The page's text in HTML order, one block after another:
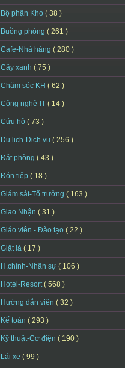
Bộ phận Kho ( 38 )
Buồng phòng ( 261 )
Cafe-Nhà hàng ( 280 )
Cây xanh ( 75 )
Chăm sóc KH ( 62 )
Công nghệ-IT ( 14 )
Cứu hộ ( 73 )
Du lịch-Dịch vụ ( 256 )
Đặt phòng ( 43 )
Đón tiếp ( 18 )
Giám sát-Tổ trưởng ( 163 )
Giao Nhận ( 31 )
Giáo viên - Đào tạo ( 22 )
Giặt là ( 17 )
H.chính-Nhân sự ( 106 )
Hotel-Resort( 568 )
Hướng dẫn viên ( 32 )
Kế toán ( 293 )
Kỹ thuật-Cơ điện ( 190 )
Lái xe ( 99 )